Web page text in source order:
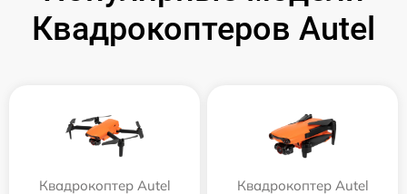
Квадрокоптеров Autel
Квадрокоптер Autel
Квадрокоптер Autel